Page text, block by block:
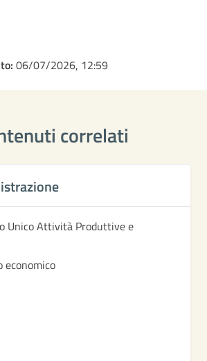
06/07/2026, 12:59
correlati
Unico Attività Produttive e
economico